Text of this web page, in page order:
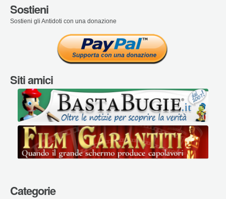
Sostieni
Sostieni gli Antidoti con una donazione
Siti amici
Categorie